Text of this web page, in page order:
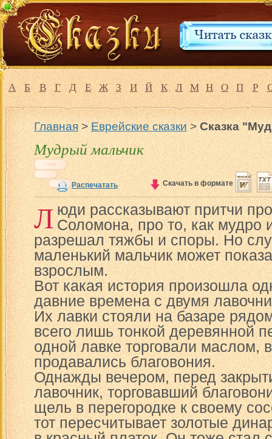
А Б В Г Д Е Ж З И Й К Л М Н О П Р
Главная>Еврейские сказки>Сказка
Мудрый мальчик
Распечатать Скачать в формате
Люди рассказывают притчи
Соломона, про то, как мудро
разрешал тяжбы и споры. Но
маленький мальчик может
взрослым.
Вот какая история произошла
давние времена с двумя
Их лавки стояли на базаре
всего лишь тонкой деревянной
одной лавке торговали маслом,
продавались благовония.
Однажды вечером, перед
лавочник, торговавший
щель в перегородке к своему
тот пересчитывает золотые